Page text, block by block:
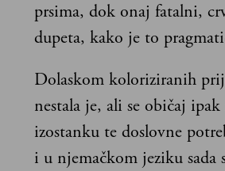
prsima, dok onaj fatalni,
dupeta, kako je to
Dolaskom koloriziranih
nestala je, ali se običaj
izostanku te doslovne
i u njemačkom jeziku sada